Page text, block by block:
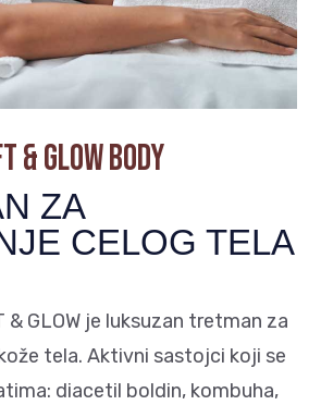
& GLOW BODY
ZA
CELOG TELA
& GLOW je luksuzan tretman za
tela. Aktivni sastojci koji se
diacetil boldin, kombuha,